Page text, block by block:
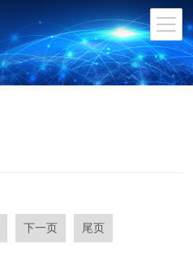
下一页 尾页